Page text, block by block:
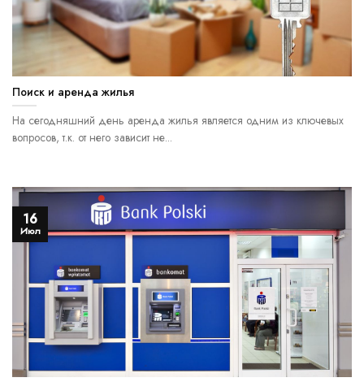
Поиск и аренда жилья
На сегодняшний день аренда жилья является одним из ключевых
вопросов, т.к. от него зависит не...
16
Июл